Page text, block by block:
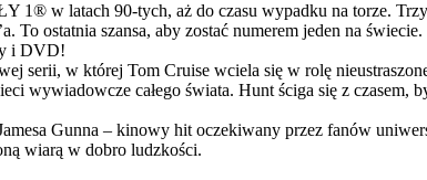
1® w latach 90-tych, aż do czasu wypadku na torze.
To ostatnia szansa, aby zostać numerem jeden na świecie.
i DVD!
serii, w której Tom Cruise wciela się w rolę
wywiadowcze całego świata. Hunt ściga się z czasem,
Gunna – kinowy hit oczekiwany przez fanów
wiarą w dobro ludzkości.